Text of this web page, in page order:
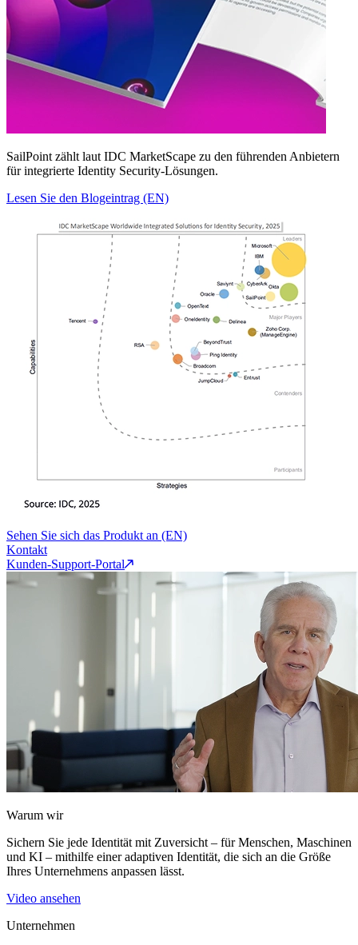
SailPoint zählt laut IDC MarketScape zu den führenden Anbietern
für integrierte Identity Security‑Lösungen.
Lesen Sie den Blogeintrag (EN)
Sehen Sie sich das Produkt an (EN)
Kontakt
Kunden-Support-Portal
Warum wir
Sichern Sie jede Identität mit Zuversicht – für Menschen, Maschinen
und KI – mithilfe einer adaptiven Identität, die sich an die Größe
Ihres Unternehmens anpassen lässt.
Video ansehen
Unternehmen